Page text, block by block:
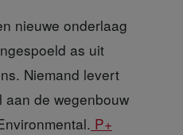
nieuwe onderlaag
as uit
Niemand levert
de wegenbouw
P+